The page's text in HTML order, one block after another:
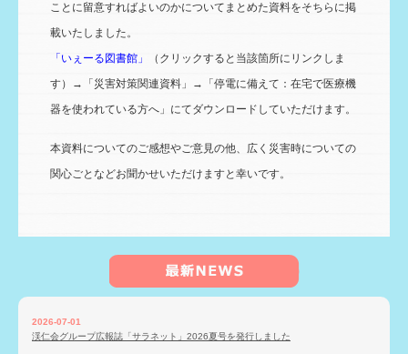
ことに留意すればよいのかについてまとめた資料をそちらに掲
載いたしました。
「いぇーる図書館」
（クリックすると当該箇所にリンクしま
す）→「災害対策関連資料」→「停電に備えて：在宅で医療機
器を使われている方へ」にてダウンロードしていただけます。
本資料についてのご感想やご意見の他、広く災害時についての
関心ごとなどお聞かせいただけますと幸いです。
2026-07-01
渓仁会グループ広報誌「サラネット」2026夏号を発行しました